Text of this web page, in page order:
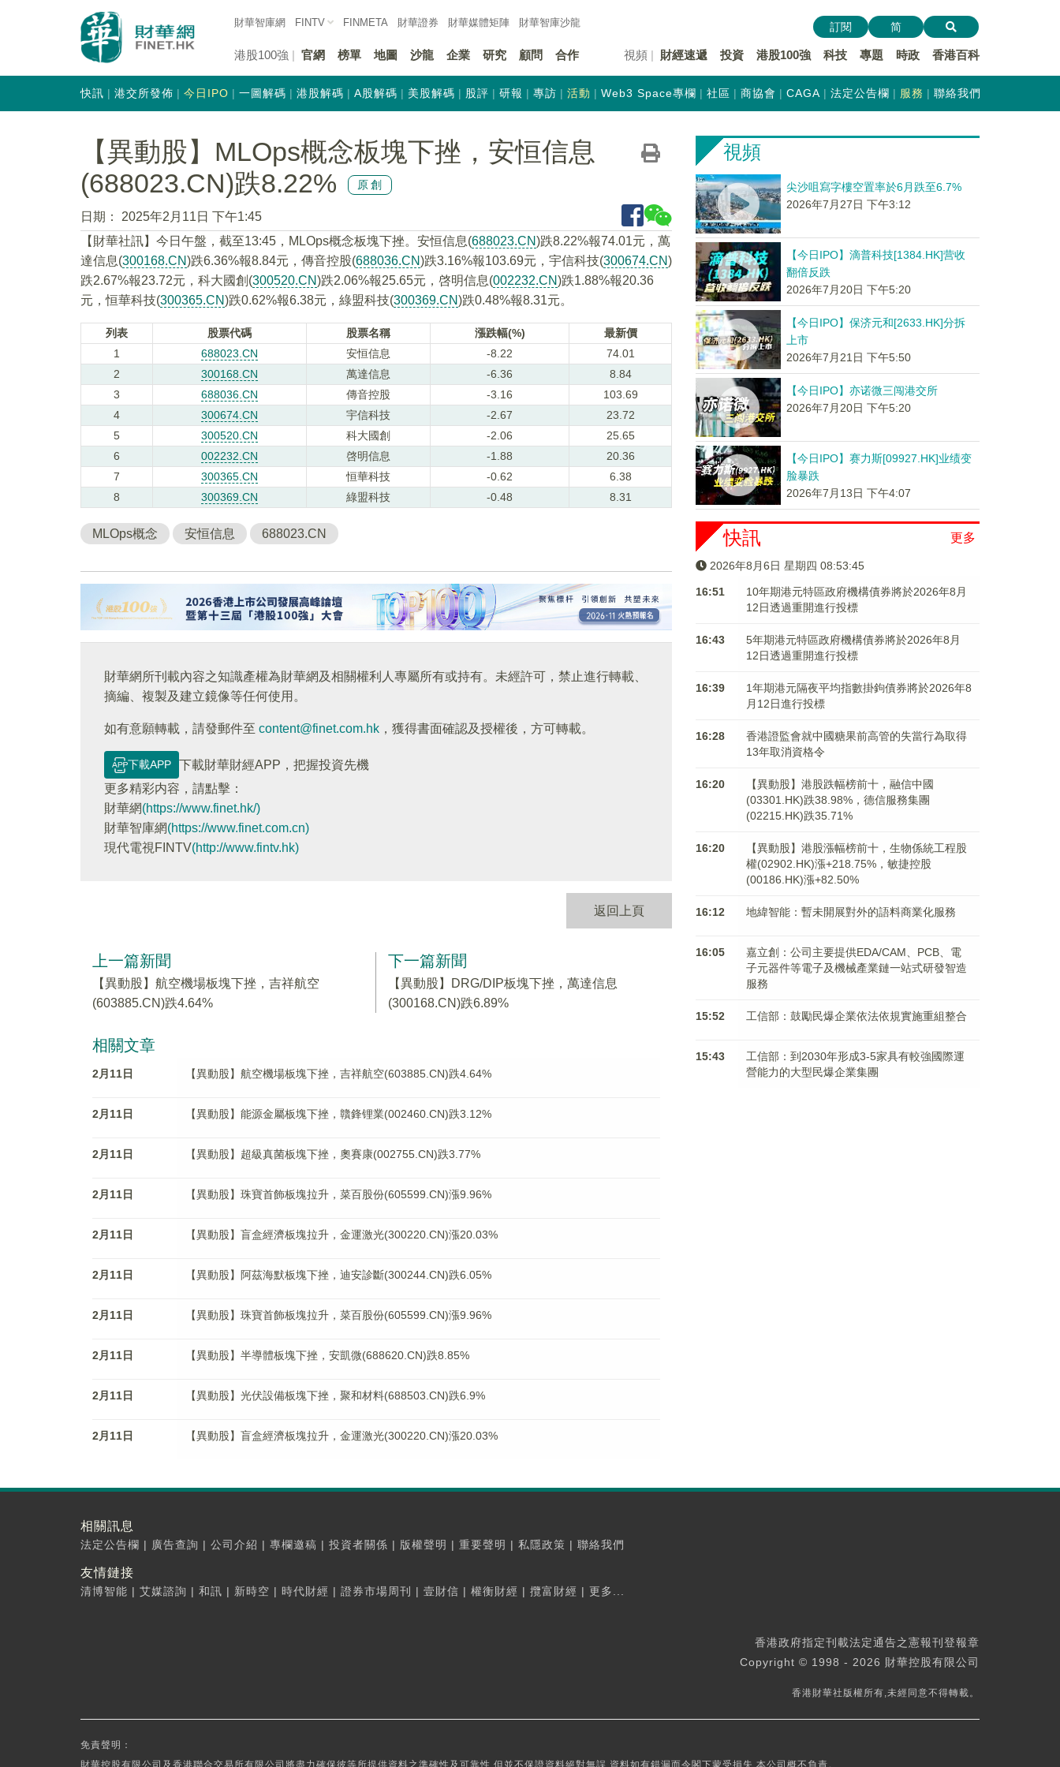
財華智庫網 FINTV FINMETA 財華證券 財華媒體矩陣 財華智庫沙龍
港股100強 官網 榜單 地圖 沙龍 企業 研究 顧問 合作 視頻 財經速遞 投資 港股100強 科技 專題 時政 香港百科
訂閱 简
快訊 港交所發佈 今日IPO 一圖解碼 港股解碼 A股解碼 美股解碼 股評 研報 專訪 活動 Web3 Space專欄 社區 商協會 CAGA 法定公告欄 服務 聯絡我們
【異動股】MLOps概念板塊下挫，安恒信息
(688023.CN)跌8.22%
原創
日期：
2025年2月11日 下午1:45
【財華社訊】今日午盤，截至13:45，MLOps概念板塊下挫。安恒信息(688023.CN)跌8.22%報74.01元，萬
達信息(300168.CN)跌6.36%報8.84元，傳音控股(688036.CN)跌3.16%報103.69元，宇信科技(300674.CN)
跌2.67%報23.72元，科大國創(300520.CN)跌2.06%報25.65元，啓明信息(002232.CN)跌1.88%報20.36
元，恒華科技(300365.CN)跌0.62%報6.38元，綠盟科技(300369.CN)跌0.48%報8.31元。
列表 股票代碼 股票名稱 漲跌幅(%)
最新價
1
688023.CN 安恒信息 -8.22
74.01
2
300168.CN 萬達信息 -6.36
8.84
3
688036.CN 傳音控股 -3.16
103.69
4
300674.CN 宇信科技 -2.67
23.72
5
300520.CN 科大國創 -2.06
25.65
6
002232.CN 啓明信息 -1.88
20.36
7
300365.CN 恒華科技 -0.62
6.38
8
300369.CN 綠盟科技 -0.48 8.31
MLOps概念 安恒信息 688023.CN
財華網所刊載內容之知識產權為財華網及相關權利人專屬所有或持有。未經許可，禁止進行轉載、
摘編、複製及建立鏡像等任何使用。
如有意願轉載，請發郵件至 content@finet.com.hk ，獲得書面確認及授權後，方可轉載。
下載APP
下載財華財經APP，把握投資先機
更多精彩内容，請點擊：
財華網(https://www.finet.hk/)
財華智庫網(https://www.finet.com.cn)
現代電視FINTV(http://www.fintv.hk)
返回上頁
上一篇新聞
【異動股】航空機場板塊下挫，吉祥航空
(603885.CN)跌4.64%
下一篇新聞
【異動股】DRG/DIP板塊下挫，萬達信息
(300168.CN)跌6.89%
相關文章
2月11日 【異動股】航空機場板塊下挫，吉祥航空(603885.CN)跌4.64%
2月11日 【異動股】能源金屬板塊下挫，贛鋒锂業(002460.CN)跌3.12%
2月11日 【異動股】超級真菌板塊下挫，奧賽康(002755.CN)跌3.77%
2月11日 【異動股】珠寶首飾板塊拉升，菜百股份(605599.CN)漲9.96%
2月11日 【異動股】盲盒經濟板塊拉升，金運激光(300220.CN)漲20.03%
2月11日 【異動股】阿茲海默板塊下挫，迪安診斷(300244.CN)跌6.05%
2月11日 【異動股】珠寶首飾板塊拉升，菜百股份(605599.CN)漲9.96%
2月11日 【異動股】半導體板塊下挫，安凱微(688620.CN)跌8.85%
2月11日 【異動股】光伏設備板塊下挫，聚和材料(688503.CN)跌6.9%
2月11日 【異動股】盲盒經濟板塊拉升，金運激光(300220.CN)漲20.03%
視頻
尖沙咀寫字樓空置率於6月跌至6.7%
2026年7月27日 下午3:12
【今日IPO】滴普科技[1384.HK]营收
翻倍反跌
2026年7月20日 下午5:20
【今日IPO】保济元和[2633.HK]分拆
上市
2026年7月21日 下午5:50
【今日IPO】亦诺微三闯港交所
2026年7月20日 下午5:20
【今日IPO】赛力斯[09927.HK]业绩变
脸暴跌
2026年7月13日 下午4:07
更多
快訊
2026年8月6日 星期四 08:53:46
16:51
10年期港元特區政府機構債券將於2026年8月
12日透過重開進行投標
16:43
5年期港元特區政府機構債券將於2026年8月
12日透過重開進行投標
16:39
1年期港元隔夜平均指數掛鉤債券將於2026年8
月12日進行投標
16:28
香港證監會就中國糖果前高管的失當行為取得
13年取消資格令
16:20
【異動股】港股跌幅榜前十，融信中國
(03301.HK)跌38.98%，德信服務集團
(02215.HK)跌35.71%
16:20
【異動股】港股漲幅榜前十，生物係統工程股
權(02902.HK)漲+218.75%，敏捷控股
(00186.HK)漲+82.50%
16:12 地緯智能：暫未開展對外的語料商業化服務
16:05
嘉立創：公司主要提供EDA/CAM、PCB、電
子元器件等電子及機械產業鏈一站式研發智造
服務
15:52 工信部：鼓勵民爆企業依法依規實施重組整合
15:43
工信部：到2030年形成3-5家具有較強國際運
營能力的大型民爆企業集團
相關訊息
法定公告欄 | 廣告查詢 | 公司介紹 | 專欄邀稿 | 投資者關係 | 版權聲明 | 重要聲明 | 私隱政策 | 聯絡我們
友情鏈接
清博智能 | 艾媒諮詢 | 和訊 | 新時空 | 時代財經 | 證券市場周刊 | 壹財信 | 權衡財經 | 攬富財經 | 更多...
香港政府指定刊載法定通告之憲報刊登報章
Copyright © 1998 - 2026 財華控股有限公司
香港財華社版權所有,未經同意不得轉載。
免責聲明：